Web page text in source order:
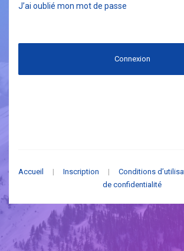
J’ai oublié mon mot de passe
Connexion
Accueil | Inscription | Conditions
de confidentialité